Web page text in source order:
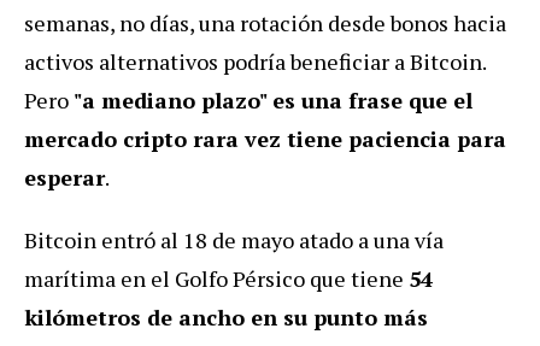
semanas, no días, una rotación desde bonos hacia
activos alternativos podría beneficiar a Bitcoin.
Pero "a mediano plazo" es una frase que el
mercado cripto rara vez tiene paciencia para
esperar.
Bitcoin entró al 18 de mayo atado a una vía
marítima en el Golfo Pérsico que tiene 54
kilómetros de ancho en su punto más